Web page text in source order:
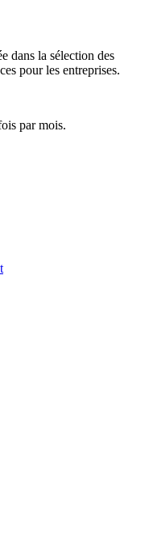
dans la sélection des
pour les entreprises.
par mois.